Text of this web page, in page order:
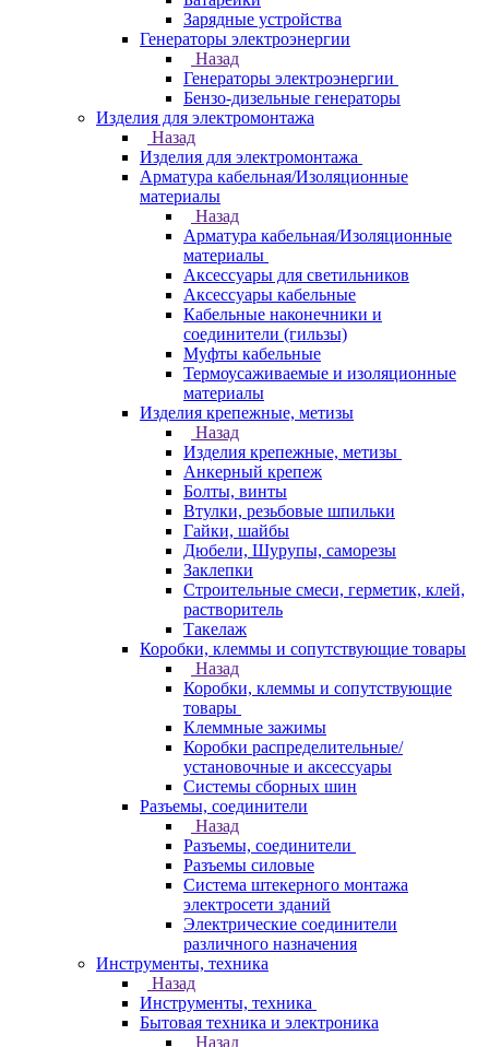
Зарядные устройства
Генераторы электроэнергии
Назад
Генераторы электроэнергии
Бензо-дизельные генераторы
Изделия для электромонтажа
Назад
Изделия для электромонтажа
Арматура кабельная/Изоляционные
материалы
Назад
Арматура кабельная/Изоляционные
материалы
Аксессуары для светильников
Аксессуары кабельные
Кабельные наконечники и
соединители (гильзы)
Муфты кабельные
Термоусаживаемые и изоляционные
материалы
Изделия крепежные, метизы
Назад
Изделия крепежные, метизы
Анкерный крепеж
Болты, винты
Втулки, резьбовые шпильки
Гайки, шайбы
Дюбели, Шурупы, саморезы
Заклепки
Строительные смеси, герметик, клей,
растворитель
Такелаж
Коробки, клеммы и сопутствующие товары
Назад
Коробки, клеммы и сопутствующие
товары
Клеммные зажимы
Коробки распределительные/
установочные и аксессуары
Системы сборных шин
Разъемы, соединители
Назад
Разъемы, соединители
Разъемы силовые
Система штекерного монтажа
электросети зданий
Электрические соединители
различного назначения
Инструменты, техника
Назад
Инструменты, техника
Бытовая техника и электроника
Назад